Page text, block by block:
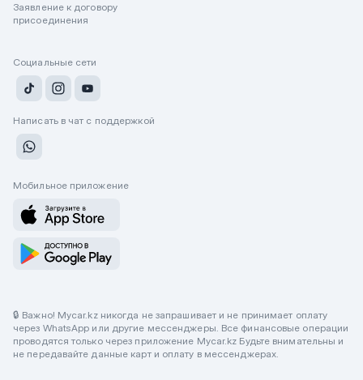
Заявление к договору
присоединения
Социальные сети
Написать в чат с поддержкой
Мобильное приложение
🔒 Важно! Mycar.kz никогда не запрашивает и не принимает оплату
через WhatsApp или другие мессенджеры. Все финансовые операции
проводятся только через приложение Mycar.kz Будьте внимательны и
не передавайте данные карт и оплату в мессенджерах.